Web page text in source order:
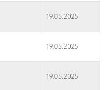
19.05.2025
19.05.2025
19.05.2025